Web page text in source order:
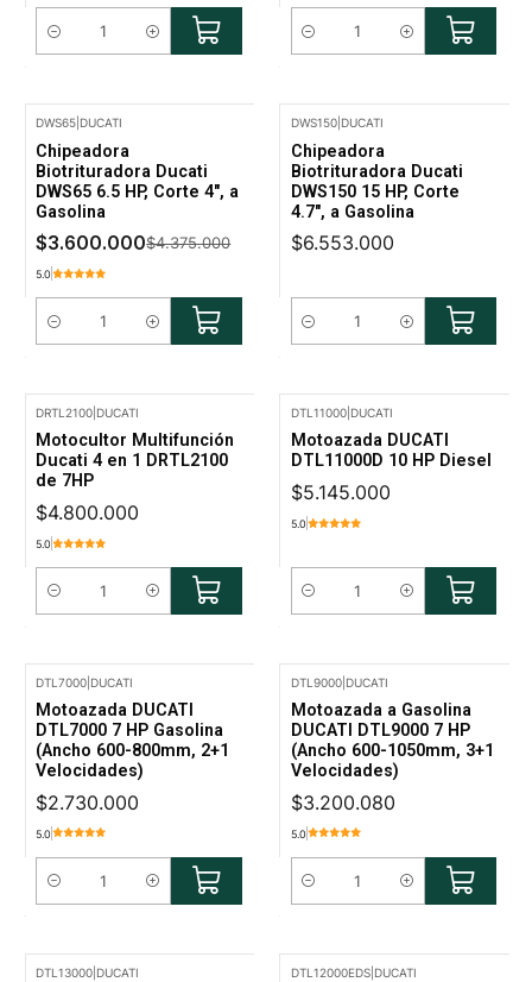
Cantidad Cantidad
DWS65 DUCATI
Chipeadora
Biotrituradora Ducati
DWS65 6.5 HP, Corte 4", a
Gasolina
$3.600.000$4.375.000
5.0
Cantidad
DWS150| DUCATI
Chipeadora
Biotrituradora Ducati
DWS150 15 HP, Corte
4.7", a Gasolina
$6.553.000
Cantidad
DRTL2100 DUCATI
Motocultor Multifunción
Ducati 4 en 1 DRTL2100
de 7HP
$4.800.000
5.0
Cantidad
DTL11000| DUCATI
Motoazada DUCATI
DTL11000D 10 HP Diesel
$5.145.000
5.0
Cantidad
DTL7000 DUCATI
Motoazada DUCATI
DTL7000 7 HP Gasolina
(Ancho 600-800mm, 2+1
Velocidades)
$2.730.000
5.0
Cantidad
DTL9000| DUCATI
Motoazada a Gasolina
DUCATI DTL9000 7 HP
(Ancho 600-1050mm, 3+1
Velocidades)
$3.200.080
5.0
Cantidad
DTL13000 DUCATI DTL12000EDS| DUCATI